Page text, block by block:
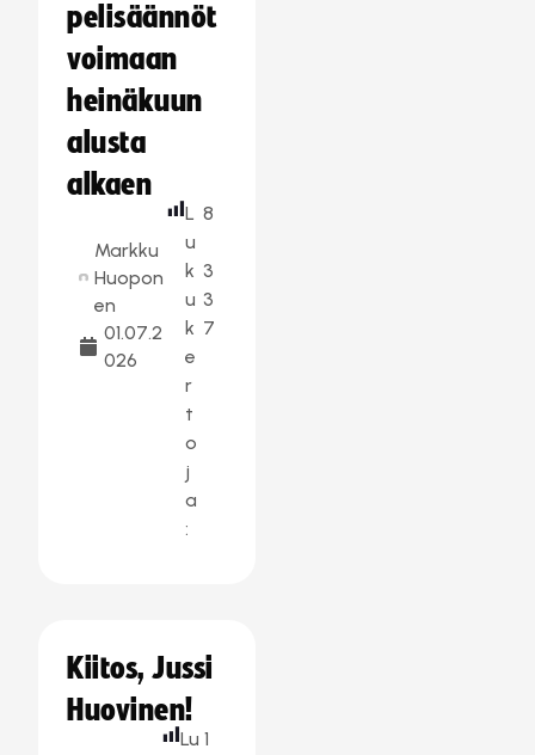
pelisäännöt
voimaan
heinäkuun
alusta
alkaen
Markku
Huopon
en
01.07.2
026
L
u
k
u
k
e
r
t
o
j
a
:
8
3
3
7
Kiitos, Jussi
Huovinen!
Lu 1